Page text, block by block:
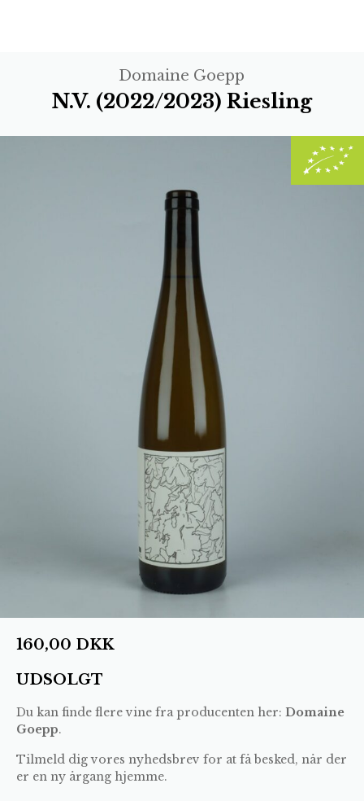
Domaine Goepp
N.V. (2022/2023) Riesling
160,00 DKK
UDSOLGT
Du kan finde flere vine fra producenten her: Domaine
Goepp.
Tilmeld dig vores nyhedsbrev for at få besked, når der
er en ny årgang hjemme.